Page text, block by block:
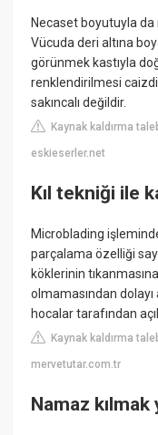
Necaset boyutuyla da
Vücuda deri altına
görünmek kastıyla
renklendirilmesi
sakıncalı değildir.
Kaynak kaldırma
eskieserler.net
Kıl tekniği ile
Microblading
parçalama özelliği
köklerinin
olmamasından
hocalar tarafından
Kaynak kaldırma
mervetutar.com.tr
Namaz